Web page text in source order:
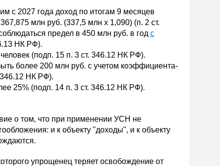
с 2027 года доход по итогам 9 месяцев
млн руб. (337,5 млн х 1,090) (п. 2 ст.
предел в 450 млн руб. в год с
НК РФ).
(подп. 15 п. 3 ст. 346.12 НК РФ).
более 200 млн руб. с учетом коэффициента-
346.12 НК РФ).
25% (подп. 14 п. 3 ст. 346.12 НК РФ).
о том, что при применении УСН не
и к объекту "доходы", и к объекту
упрощенец теряет освобождение от